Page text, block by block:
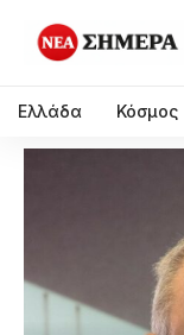
Ελλάδα Κόσμος